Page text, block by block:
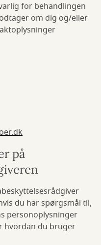
for behandlingen
om dig og/eller
på
du har spørgsmål til,
personoplysninger
hvordan du bruger